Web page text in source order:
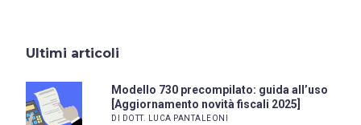
Ultimi articoli
Modello 730 precompilato: guida all’uso
[Aggiornamento novità fiscali 2025]
DI DOTT. LUCA PANTALEONI